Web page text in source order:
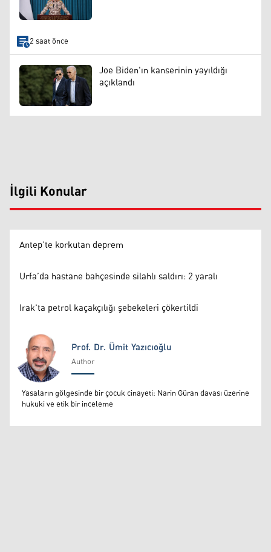
2 saat önce
Joe Biden'ın kanserinin yayıldığı
açıklandı
İlgili Konular
Antep’te korkutan deprem
Urfa’da hastane bahçesinde silahlı saldırı: 2 yaralı
Irak'ta petrol kaçakçılığı şebekeleri çökertildi
Prof. Dr. Ümit Yazıcıoğlu
Prof. Dr. Ümit Yazıcıoğlu
Author
Yasaların gölgesinde bir çocuk cinayeti: Narin Güran davası üzerine
hukuki ve etik bir inceleme